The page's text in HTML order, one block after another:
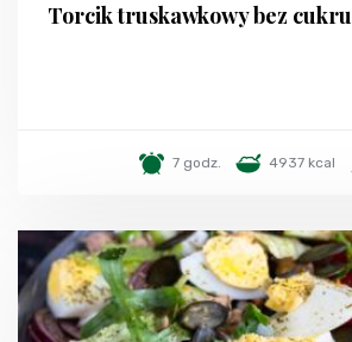
Torcik truskawkowy bez cukru
7 godz. 4937 kcal